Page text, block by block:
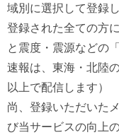
域別に選択して登録
登録された全ての方
と震度・震源などの
速報は、東海・北陸
以上で配信します）
尚、登録いただいた
び当サービスの向上